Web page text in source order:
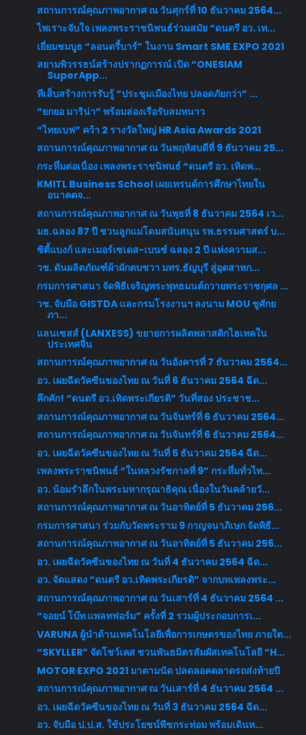
สถานการณ์คุณภาพอากาศ ณ วันศุกร์ที่ 10 ธันวาคม 2564...
ไพเราะจับใจ เพลงพระราชนิพนธ์ร่วมสมัย “ดนตรี อว. เท...
เยี่ยมชมบูธ “ลอนดรี้บาร์” ในงาน Smart SME EXPO 2021
สยามพิวรรธน์สร้างปรากฏการณ์ เปิด “ONESIAM
SuperApp...
ทีเส็บสร้างการรับรู้ “ประชุมเมืองไทย ปลอดภัยกว่า” ...
“ยกยอ มาริน่า” พร้อมล่องเรือรับลมหนาว
“ไทยเบฟ” คว้า 2 รางวัลใหญ่ HR Asia Awards 2021
สถานการณ์คุณภาพอากาศ ณ วันพฤหัสบดีที่ 9 ธันวาคม 25...
กระหึ่มต่อเนื่อง เพลงพระราชนิพนธ์ “ดนตรี อว. เทิดพ...
KMITL Business School เผยเทรนด์การศึกษาไทยใน
อนาคตจ...
สถานการณ์คุณภาพอากาศ ณ วันพุธที่ 8 ธันวาคม 2564 เว...
มธ.ฉลอง 87 ปี ชวนลูกแม่โดมสนับสนุน รพ.ธรรมศาสตร์ บ...
ซิตี้แบงก์ และเมอร์เซเดส-เบนซ์ ฉลอง 2 ปี แห่งความส...
วช. ดันผลิตภัณฑ์ผ้าผักตบชวา มทร.ธัญบุรี สู่อุตสาหก...
กรมการศาสนา จัดพิธีเจริญพระพุทธมนต์ถวายพระราชกุศล ...
วช. จับมือ GISTDA และกรมโรงงานฯ ลงนาม MOU ชูศักย
ภา...
แลนเซสส์ (LANXESS) ขยายการผลิตพลาสติกไฮเทคใน
ประเทศจีน
สถานการณ์คุณภาพอากาศ ณ วันอังคารที่ 7 ธันวาคม 2564...
อว. เผยฉีดวัคซีนของไทย ณ วันที่ 6 ธันวาคม 2564 ฉีด...
คึกคัก! “ดนตรี อว.เทิดพระเกียรติ” วันที่สอง ประชาช...
สถานการณ์คุณภาพอากาศ ณ วันจันทร์ที่ 6 ธันวาคม 2564...
สถานการณ์คุณภาพอากาศ ณ วันจันทร์ที่ 6 ธันวาคม 2564...
อว. เผยฉีดวัคซีนของไทย ณ วันที่ 5 ธันวาคม 2564 ฉีด...
เพลงพระราชนิพนธ์ “ในหลวงรัชกาลที่ 9” กระหึ่มทั่วไท...
อว. น้อมรำลึกในพระมหากรุณาธิคุณ เนื่องในวันคล้ายวั...
สถานการณ์คุณภาพอากาศ ณ วันอาทิตย์ที่ 5 ธันวาคม 256...
กรมการศาสนา ร่วมกับวัดพระราม 9 กาญจนาภิเษก จัดพิธี...
สถานการณ์คุณภาพอากาศ ณ วันอาทิตย์ที่ 5 ธันวาคม 256...
อว. เผยฉีดวัคซีนของไทย ณ วันที่ 4 ธันวาคม 2564 ฉีด...
อว. จัดแสดง “ดนตรี อว.เทิดพระเกียรติ” จากบทเพลงพระ...
สถานการณ์คุณภาพอากาศ ณ วันเสาร์ที่ 4 ธันวาคม 2564 ...
“จอยน์ โบ๊ท แพลทฟอร์ม” ครั้งที่ 2 รวมผู้ประกอบการเ...
VARUNA ผู้นำด้านเทคโนโลยีเพื่อการเกษตรของไทย ภายใต...
“SKYLLER” จัดโชว์เคส ชวนพันธมิตรสัมผัสเทคโนโลยี “H...
MOTOR EXPO 2021 มาตามนัด ปลดลอคตลาดรถส่งท้ายปี
สถานการณ์คุณภาพอากาศ ณ วันเสาร์ที่ 4 ธันวาคม 2564 ...
อว. เผยฉีดวัคซีนของไทย ณ วันที่ 3 ธันวาคม 2564 ฉีด...
อว. จับมือ ป.ป.ส. ใช้ประโยชน์พืชกระท่อม พร้อมเดินห...